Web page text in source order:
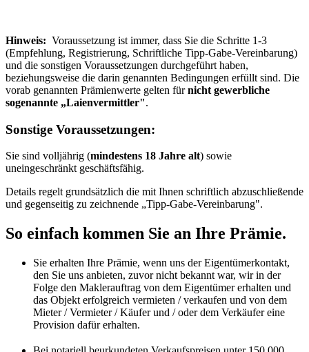
Hinweis: Voraussetzung ist immer, dass Sie die Schritte 1-3
(Empfehlung, Registrierung, Schriftliche Tipp-Gabe-Vereinbarung)
und die sonstigen Voraussetzungen durchgeführt haben,
beziehungsweise die darin genannten Bedingungen erfüllt sind. Die
vorab genannten Prämienwerte gelten fürnicht gewerbliche
sogenannte „Laienvermittler".
Sonstige Voraussetzungen:
Sie sind volljährig (mindestens 18 Jahre alt) sowie
uneingeschränkt geschäftsfähig.
Details regelt grundsätzlich die mit Ihnen schriftlich abzuschließende
und gegenseitig zu zeichnende „Tipp-Gabe-Vereinbarung".
So einfach kommen Sie an Ihre Prämie.
Sie erhalten Ihre Prämie, wenn uns der Eigentümerkontakt,
den Sie uns anbieten, zuvor nicht bekannt war, wir in der
Folge den Maklerauftrag von dem Eigentümer erhalten und
das Objekt erfolgreich vermieten / verkaufen und von dem
Mieter / Vermieter / Käufer und / oder dem Verkäufer eine
Provision dafür erhalten.